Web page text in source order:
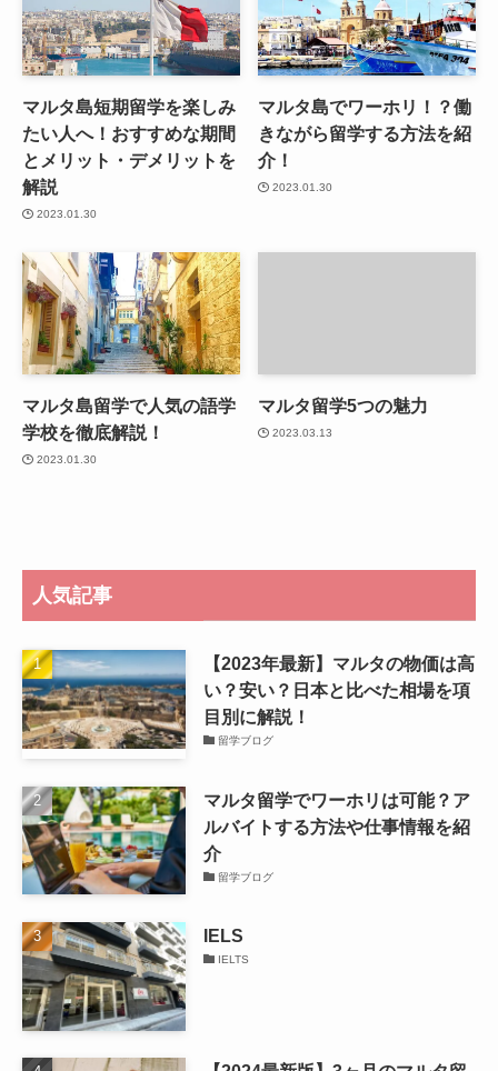
マルタ島短期留学を楽しみ
たい人へ！おすすめな期間
とメリット・デメリットを
解説
2023.01.30
マルタ島でワーホリ！？働
きながら留学する方法を紹
介！
2023.01.30
マルタ島留学で人気の語学
学校を徹底解説！
2023.01.30
マルタ留学5つの魅力
2023.03.13
人気記事
【2023年最新】マルタの物価は高
い？安い？日本と比べた相場を項
目別に解説！
留学ブログ
マルタ留学でワーホリは可能？ア
ルバイトする方法や仕事情報を紹
介
留学ブログ
IELS
IELTS